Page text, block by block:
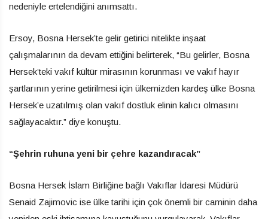
nedeniyle ertelendiğini anımsattı.
Ersoy, Bosna Hersek’te gelir getirici nitelikte inşaat
çalışmalarının da devam ettiğini belirterek, “Bu gelirler, Bosna
Hersek’teki vakıf kültür mirasının korunması ve vakıf hayır
şartlarının yerine getirilmesi için ülkemizden kardeş ülke Bosna
Hersek’e uzatılmış olan vakıf dostluk elinin kalıcı olmasını
sağlayacaktır.” diye konuştu.
“Şehrin ruhuna yeni bir çehre kazandıracak”
Bosna Hersek İslam Birliğine bağlı Vakıflar İdaresi Müdürü
Senaid Zajimovic ise ülke tarihi için çok önemli bir caminin daha